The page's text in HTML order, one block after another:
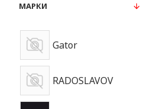
МАРКИ
Gator
RADOSLAVOV